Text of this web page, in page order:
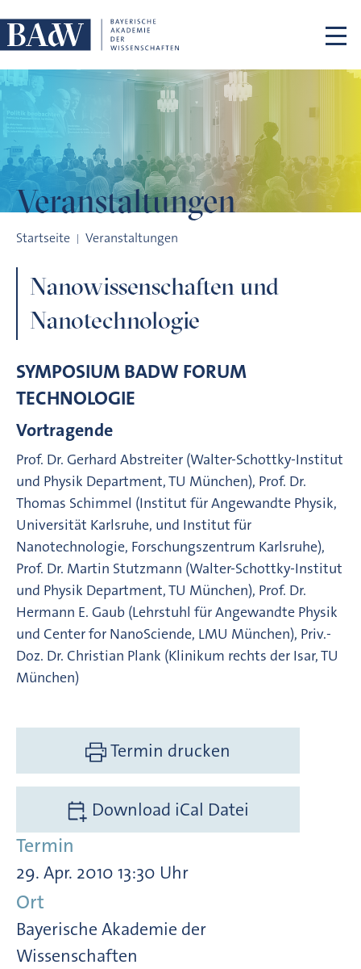
Veranstaltungen
Startseite Veranstaltungen
Nanowissenschaften und
Nanotechnologie
SYMPOSIUM BADW FORUM
TECHNOLOGIE
Vortragende
Prof. Dr. Gerhard Abstreiter (Walter-Schottky-Institut
und Physik Department, TU München), Prof. Dr.
Thomas Schimmel (Institut für Angewandte Physik,
Universität Karlsruhe, und Institut für
Nanotechnologie, Forschungszentrum Karlsruhe),
Prof. Dr. Martin Stutzmann (Walter-Schottky-Institut
und Physik Department, TU München), Prof. Dr.
Hermann E. Gaub (Lehrstuhl für Angewandte Physik
und Center for NanoSciende, LMU München), Priv.-
Doz. Dr. Christian Plank (Klinikum rechts der Isar, TU
München)
Termin drucken
Download iCal Datei
Termin
29. Apr. 2010 13:30 Uhr
Ort
Bayerische Akademie der
Wissenschaften